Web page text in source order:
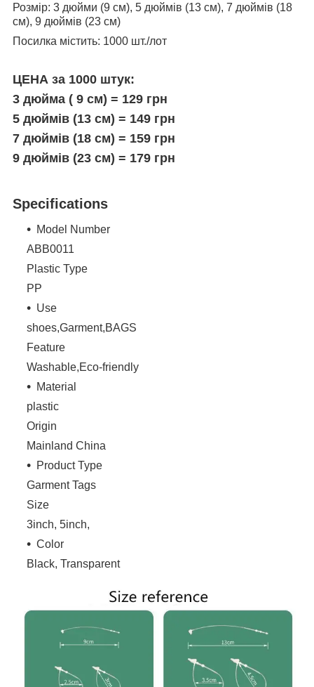
Розмір: 3 дюйми (9 см), 5 дюймів (13 см), 7 дюймів (18
см), 9 дюймів (23 см)
Посилка містить: 1000 шт./лот
ЦЕНА за 1000 штук:
3 дюйма ( 9 см) = 129 грн
5 дюймів (13 см) = 149 грн
7 дюймів (18 см) = 159 грн
9 дюймів (23 см) = 179 грн
Specifications
Model Number
ABB0011
Plastic Type
PP
Use
shoes,Garment,BAGS
Feature
Washable,Eco-friendly
Material
plastic
Origin
Mainland China
Product Type
Garment Tags
Size
3inch, 5inch,
Color
Black, Transparent